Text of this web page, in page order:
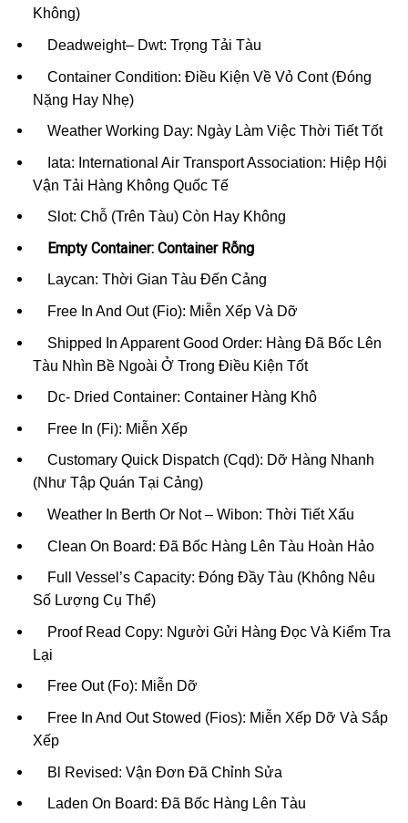
Không)
Deadweight– Dwt: Trọng Tải Tàu
Container Condition: Điều Kiện Về Vỏ Cont (Đóng
Nặng Hay Nhẹ)
Weather Working Day: Ngày Làm Việc Thời Tiết Tốt
Iata: International Air Transport Association: Hiệp Hội
Vận Tải Hàng Không Quốc Tế
Slot: Chỗ (Trên Tàu) Còn Hay Không
Empty Container: Container Rỗng
Laycan: Thời Gian Tàu Đến Cảng
Free In And Out (Fio): Miễn Xếp Và Dỡ
Shipped In Apparent Good Order: Hàng Đã Bốc Lên
Tàu Nhìn Bề Ngoài Ở Trong Điều Kiện Tốt
Dc- Dried Container: Container Hàng Khô
Free In (Fi): Miễn Xếp
Customary Quick Dispatch (Cqd): Dỡ Hàng Nhanh
(Như Tập Quán Tại Cảng)
Weather In Berth Or Not – Wibon: Thời Tiết Xấu
Clean On Board: Đã Bốc Hàng Lên Tàu Hoàn Hảo
Full Vessel’s Capacity: Đóng Đầy Tàu (Không Nêu
Số Lượng Cụ Thể)
Proof Read Copy: Người Gửi Hàng Đọc Và Kiểm Tra
Lại
Free Out (Fo): Miễn Dỡ
Free In And Out Stowed (Fios): Miễn Xếp Dỡ Và Sắp
Xếp
Bl Revised: Vận Đơn Đã Chỉnh Sửa
Laden On Board: Đã Bốc Hàng Lên Tàu